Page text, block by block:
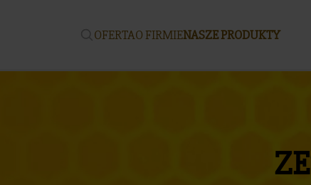
OFERTAO FIRMIENASZE PRODUKTY